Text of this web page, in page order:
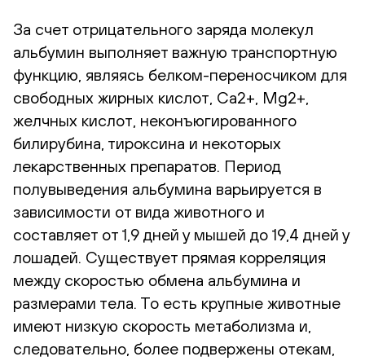
За счет отрицательного заряда молекул
альбумин выполняет важную транспортную
функцию, являясь белком-переносчиком для
свободных жирных кислот, Ca2+, Mg2+,
желчных кислот, неконъюгированного
билирубина, тироксина и некоторых
лекарственных препаратов. Период
полувыведения альбумина варьируется в
зависимости от вида животного и
составляет от 1,9 дней у мышей до 19,4 дней у
лошадей. Существует прямая корреляция
между скоростью обмена альбумина и
размерами тела. То есть крупные животные
имеют низкую скорость метаболизма и,
следовательно, более подвержены отекам,